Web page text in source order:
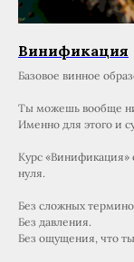
Винификация
Базовое винное
Ты можешь вообще
Именно для этого и
Курс «Винификация»
нуля.
Без сложных
Без давления.
Без ощущения, что